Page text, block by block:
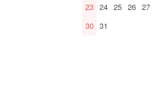
23 24 25 26 27
30 31